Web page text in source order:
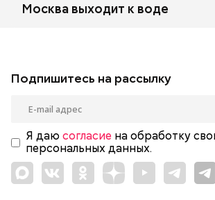
Москва выходит к воде
Подпишитесь на рассылку
Я даю согласие на обработку
персональных данных.